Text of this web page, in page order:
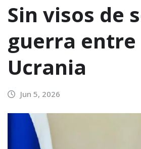
Sin visos de
guerra entre
Ucrania
Jun 5, 2026